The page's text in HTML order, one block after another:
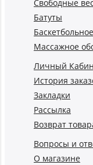
Свободные
Батуты
Массажное
Личный
История
Закладки
Рассылка
Возврат
Вопросы и
О магазине